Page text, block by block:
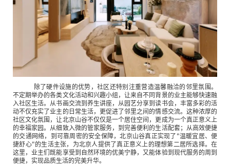
除了硬件设施的优势，社区还特别注重营造温馨融洽的邻里氛围。
不定期举办的各类文化活动和兴趣小组，让来自不同背景的业主能够快速融
入社区生活。从书画交流到养生讲座，从园艺分享到读书会，丰富多彩的活
动不仅充实了业主的日常生活，更促进了邻里之间的情感交流。这种浓厚的
社区文化氛围，让北京山谷不仅仅是一个居住空间，更成为一个真正意义上
的幸福家园。从细致入微的管家服务，到完善便利的生活配套；从高效便捷
的交通网络，到可靠周密的安全保障，北京山谷真正实现了"温暖宜居、便
捷舒心"的生活主张，为北京人提供了真正意义上的理想第二居所选择。在
这里，业主们既能享受到自然环境的优美宁静，又能体验到现代服务的周到
便捷，实现品质生活的完美升华。